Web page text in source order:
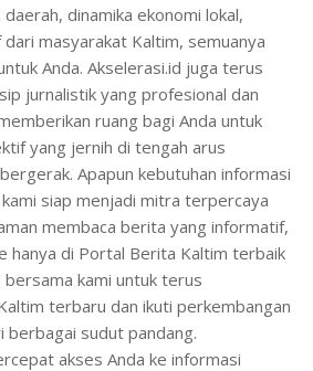
dinamika ekonomi lokal,
masyarakat Kaltim, semuanya
Anda. Akselerasi.id juga terus
jurnalistik yang profesional dan
ruang bagi Anda untuk
yang jernih di tengah arus
Apapun kebutuhan informasi
siap menjadi mitra terpercaya
membaca berita yang informatif,
hanya di Portal Berita Kaltim terbaik
kami untuk terus
terbaru dan ikuti perkembangan
berbagai sudut pandang.
akses Anda ke informasi